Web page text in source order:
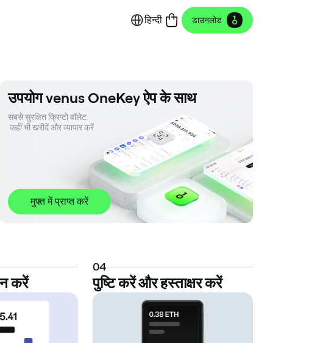
हिन्दी डाउनलोड
उपयोग venus OneKey ऐप के साथ
सबसे सुरक्षित क्रिप्टो वॉलेट.
कहीं भी खरीदें और व्यापार करें.
मुफ़्त में प्राप्त करें
करें
04
पुष्टि करें और हस्ताक्षर करें